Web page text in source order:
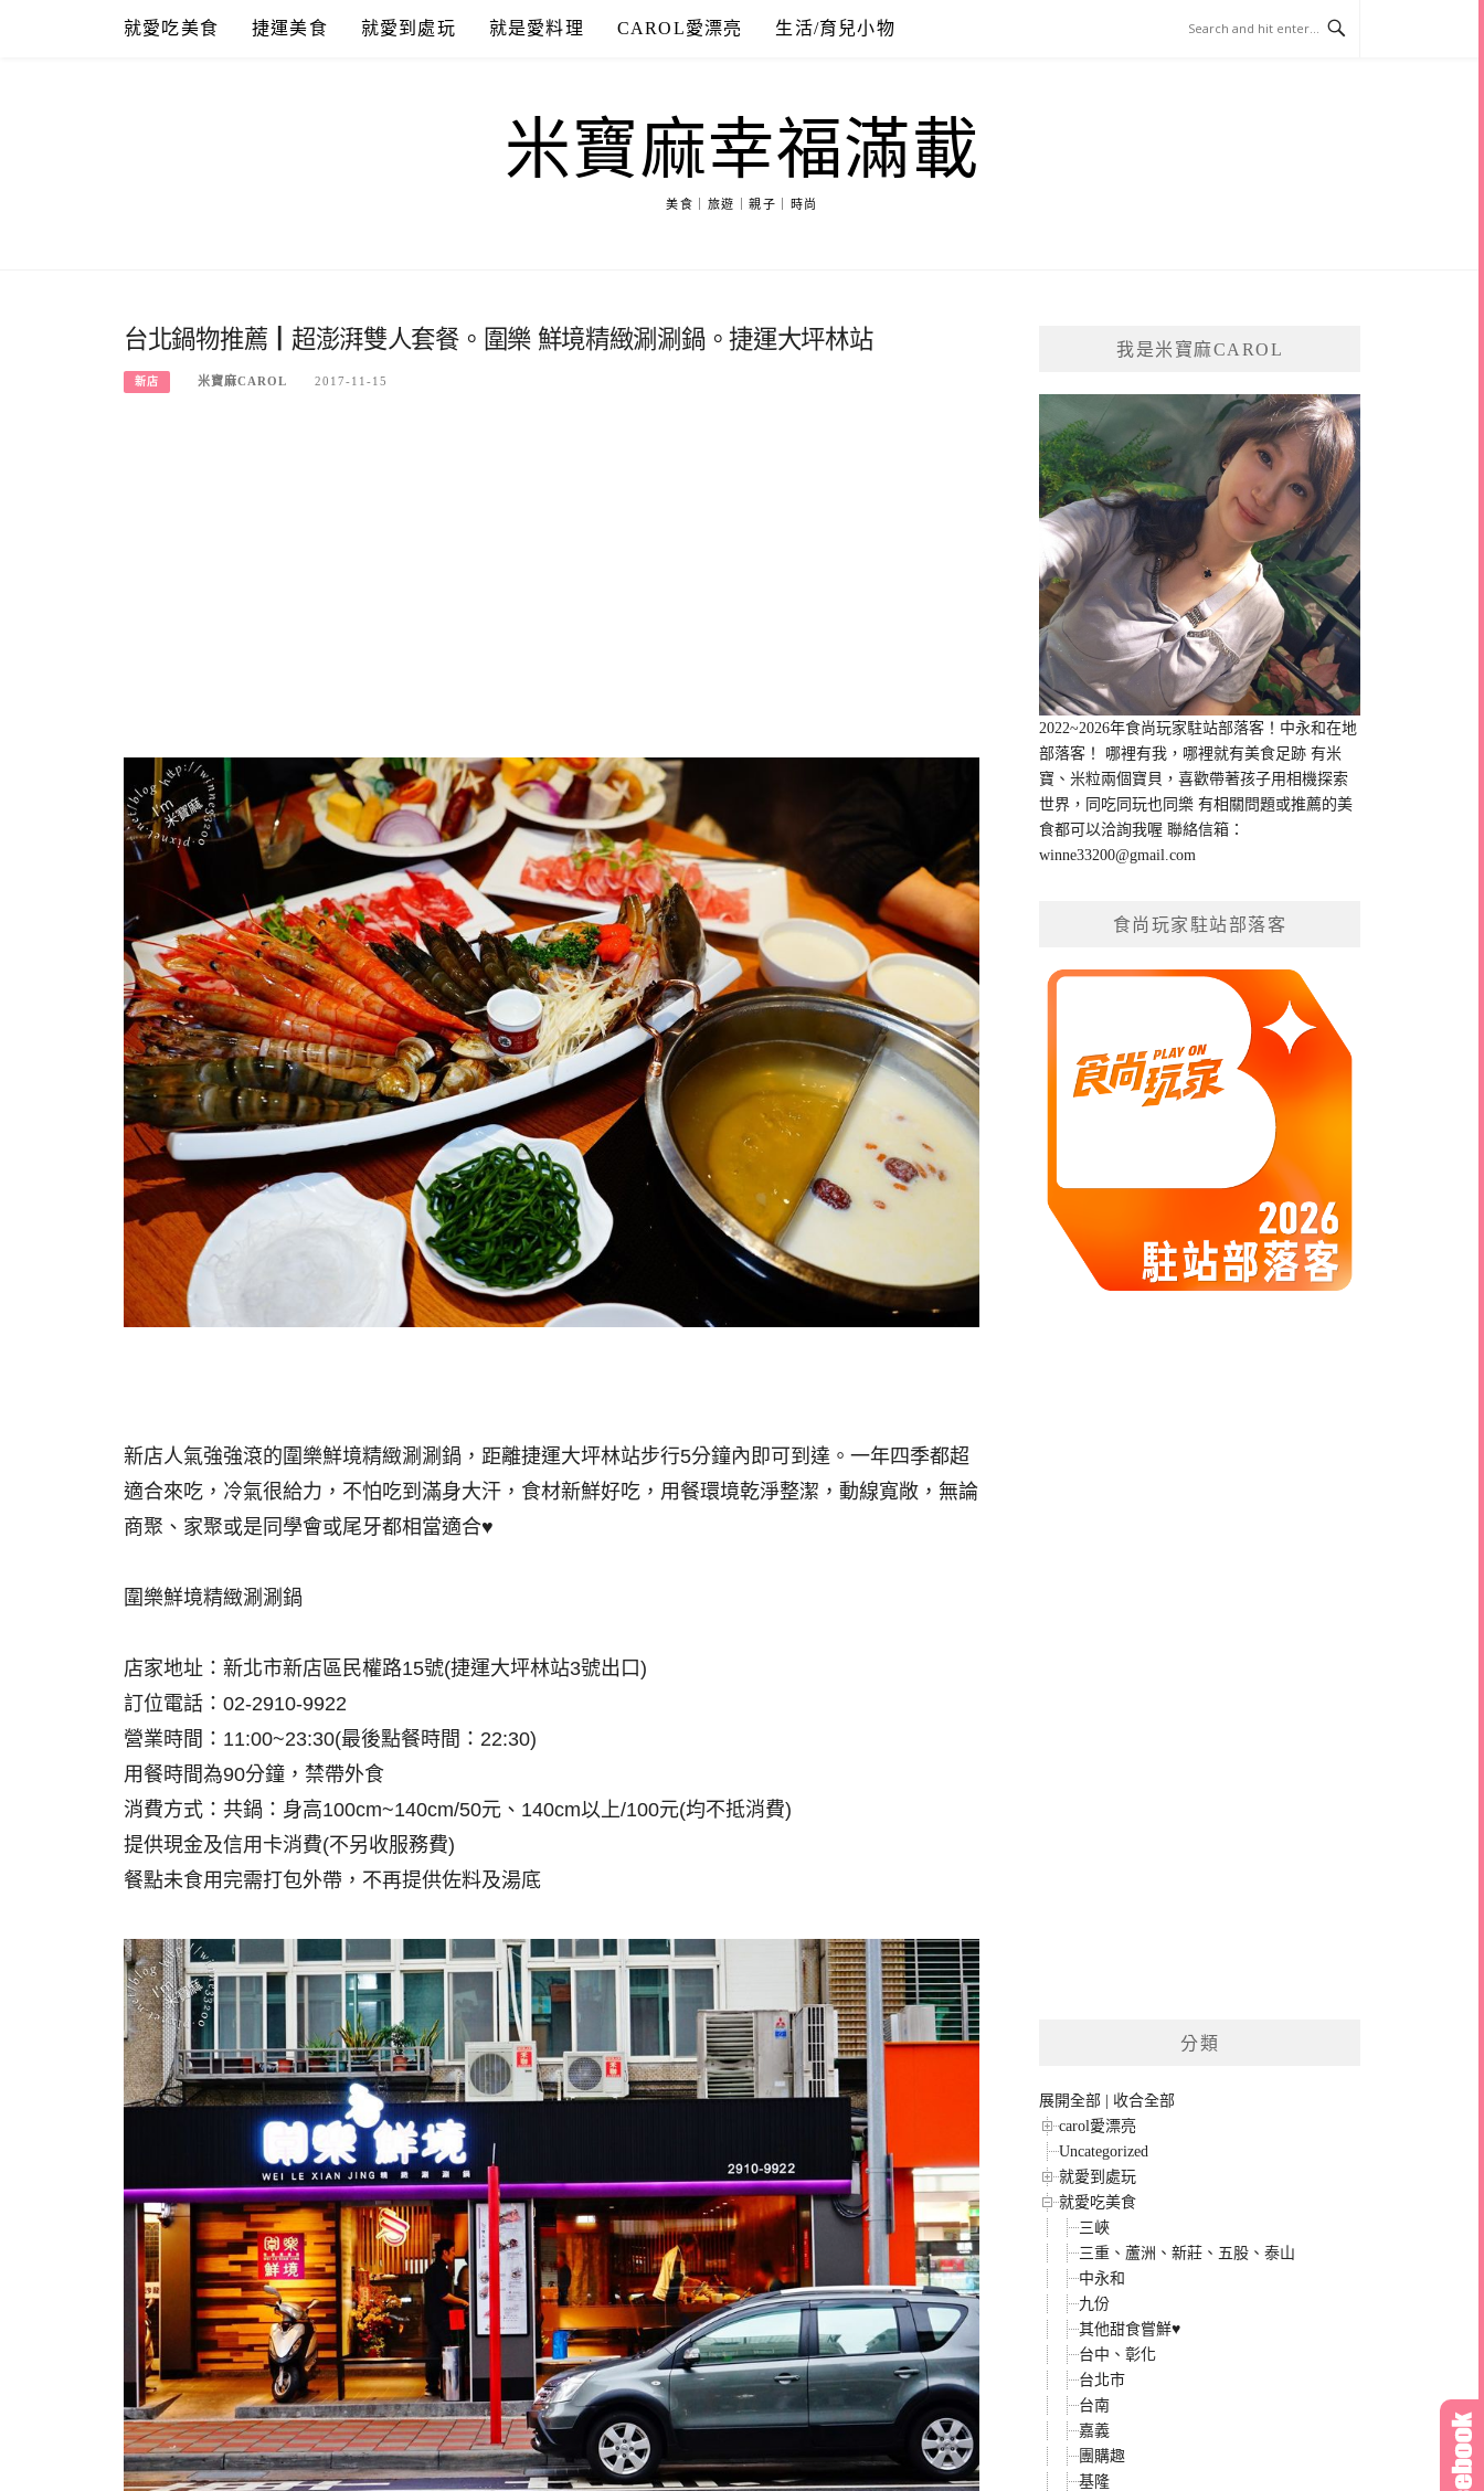
就愛吃美食 捷運美食 就愛到處玩 就是愛料理 CAROL愛漂亮 生活/育兒小物
米寶麻幸福滿載
美食｜旅遊｜親子｜時尚
台北鍋物推薦┃超澎湃雙人套餐。圍樂 鮮境精緻涮涮鍋。捷運大坪林站
新店 米寶麻CAROL 2017-11-15
新店人氣強強滾的圍樂鮮境精緻涮涮鍋，距離捷運大坪林站步行5分鐘內即可到達。一年四季都超
適合來吃，冷氣很給力，不怕吃到滿身大汗，食材新鮮好吃，用餐環境乾淨整潔，動線寬敞，無論
商聚、家聚或是同學會或尾牙都相當適合♥
圍樂鮮境精緻涮涮鍋
店家地址：新北市新店區民權路15號(捷運大坪林站3號出口)
訂位電話：02-2910-9922
營業時間：11:00~23:30(最後點餐時間：22:30)
用餐時間為90分鐘，禁帶外食
消費方式：共鍋：身高100cm~140cm/50元、140cm以上/100元(均不抵消費)
提供現金及信用卡消費(不另收服務費)
餐點未食用完需打包外帶，不再提供佐料及湯底
我是米寶麻CAROL
2022~2026年食尚玩家駐站部落客！中永和在地
部落客！ 哪裡有我，哪裡就有美食足跡 有米
寶、米粒兩個寶貝，喜歡帶著孩子用相機探索
世界，同吃同玩也同樂 有相關問題或推薦的美
食都可以洽詢我喔 聯絡信箱：
winne33200@gmail.com
食尚玩家駐站部落客
分類
展開全部 | 收合全部
carol愛漂亮
Uncategorized
就愛到處玩
就愛吃美食
三峽
三重、蘆洲、新莊、五股、泰山
中永和
九份
其他甜食嘗鮮♥
台中、彰化
台北市
台南
嘉義
團購趣
基隆